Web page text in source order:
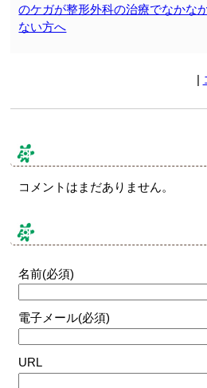
のケガが整形外科の治療でなかな
ない方へ
|
コメント & トラックバック
コメントはまだありません。
コメントする
名前(必須)
電子メール(必須)
URL